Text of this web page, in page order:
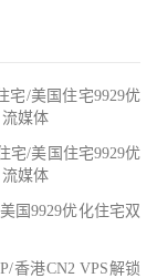
宅/美国住宅9929优
媒体
宅/美国住宅9929优
媒体
国9929优化住宅双
香港CN2 VPS解锁